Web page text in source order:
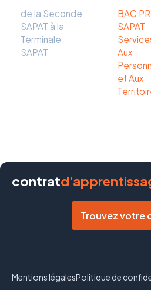
de la Seconde
SAPAT à la
Terminale
SAPAT
BAC
SAPAT
Aux
et Aux
contrat
Trouvez votre
Mentions légalesPolitique de